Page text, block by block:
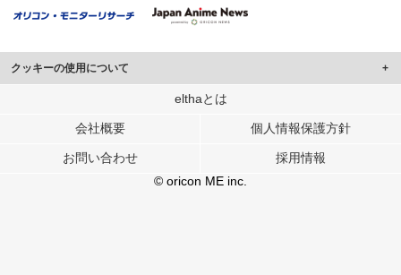
クッキーの使用について
このサイトでは Cookie を使用して、ユーザーに合わせたコンテンツや広告の
行っています。
メディアや広告配信、データ解析の各パートナーに提供しています。
各パートナーは、この情報とユーザーが各パートナーに提供した他の情報や、
ユーザーが各パートナーのサービスを使用したときに収集した他の情報を組み
elthaとは
会社概要 個人情報保護方針
お問い合わせ
採用情報
© oricon ME inc.